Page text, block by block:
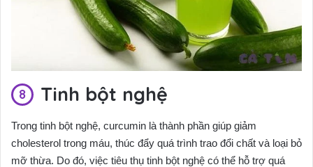
Tinh bột nghệ
Trong tinh bột nghệ, curcumin là thành phần giúp giảm
cholesterol trong máu, thúc đẩy quá trình trao đổi chất và loại bỏ
mỡ thừa. Do đó, việc tiêu thụ tinh bột nghệ có thể hỗ trợ quá